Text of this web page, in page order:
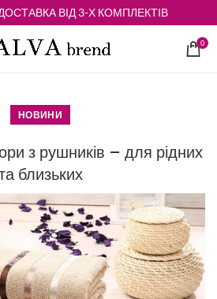
ВІД 3-Х КОМПЛЕКТІВ
0
НОВИНИ
з рушників – для рідних
близьких